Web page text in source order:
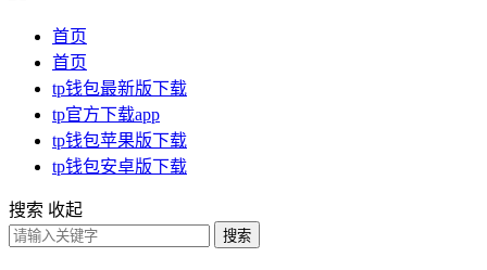
首页
首页
tp钱包最新版下载
tp官方下载app
tp钱包苹果版下载
tp钱包安卓版下载
搜索 收起
搜索